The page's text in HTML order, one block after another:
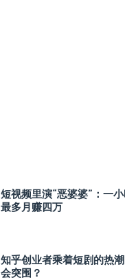
短视频里演“恶婆婆”：一
最多月赚四万
知乎创业者乘着短剧的热
会突围？